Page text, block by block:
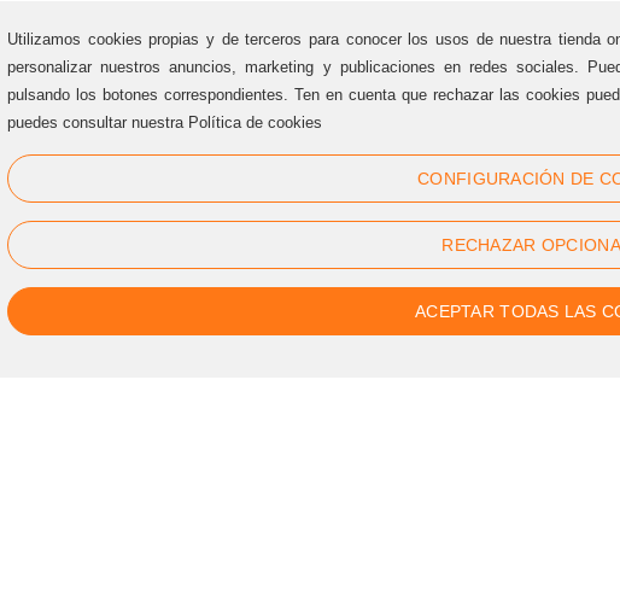
AL CLIENTE
Productions S.L.
dels Pardals, 33, local 3
Barcelona (Cataluña / España)
Sternalia:
170 17 97
Utilizamos cookies propias y de terceros para conocer los usos de nuestra tienda
personalizar nuestros anuncios, marketing y publicaciones en redes sociales.
pulsando los botones correspondientes. Ten en cuenta que rechazar las cookies
puedes consultar nuestra Política de cookies
CONFIGURACIÓN DE
RECHAZAR
ACEPTAR TODAS LAS